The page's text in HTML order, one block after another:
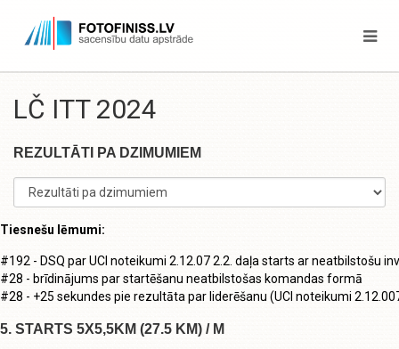
LČ ITT 2024
REZULTĀTI PA DZIMUMIEM
Tiesnešu lēmumi:
#192 - DSQ par UCI noteikumi 2.12.07 2.2. daļa starts ar neatbilstošu
#28 - brīdinājums par startēšanu neatbilstošas komandas formā
#28 - +25 sekundes pie rezultāta par liderēšanu (UCI noteikumi
5. STARTS 5X5,5KM (27.5 KM) / M